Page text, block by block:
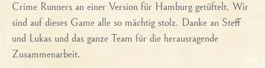
Crime Runners an einer Version für Hamburg getüftelt. Wir
sind auf dieses Game alle so mächtig stolz. Danke an Steff
und Lukas und das ganze Team für die herausragende
Zusammenarbeit.